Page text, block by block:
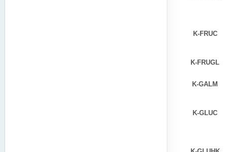
K-FRUC
K-FRUGL
K-GALM
K-GLUC